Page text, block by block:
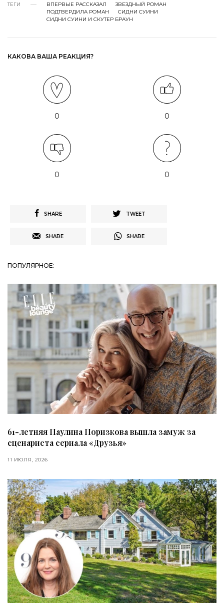
ТЕГИ ВПЕРВЫЕ РАССКАЗАЛ
ЗВЕЗДНЫЙ РОМАН
ПОДТВЕРДИЛА РОМАН
СИДНИ СУИНИ
СИДНИ СУИНИ И СКУТЕР БРАУН
КАКОВА ВАША РЕАКЦИЯ?
0 0
0 0
SHARE TWEET
SHARE SHARE
ПОПУЛЯРНОЕ:
61-летняя Паулина Поризкова вышла замуж за
сценариста сериала «Друзья»
11 ИЮЛЯ, 2026